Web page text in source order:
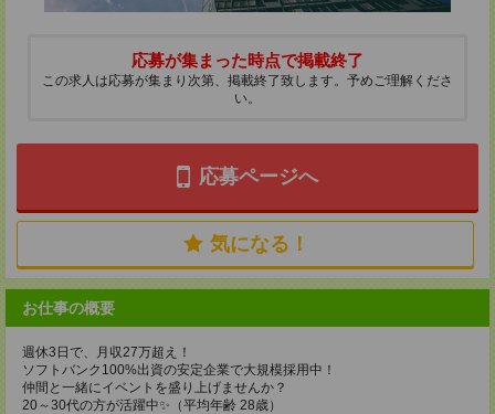
応募が集まった時点で掲載終了
この求人は応募が集まり次第、掲載終了致します。予めご理解くださ
い。
応募ページへ
気になる！
お仕事の概要
週休3日で、月収27万超え！
ソフトバンク100%出資の安定企業で大規模採用中！
仲間と一緒にイベントを盛り上げませんか？
20～30代の方が活躍中✨（平均年齢 28歳）